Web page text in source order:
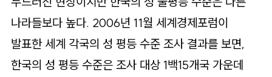
나라들보다 높다. 2006년 11월 세계경제포럼이
발표한 세계 각국의 성 평등 수준 조사 결과를 보면,
한국의 성 평등 수준은 조사 대상 1백15개국 가운데